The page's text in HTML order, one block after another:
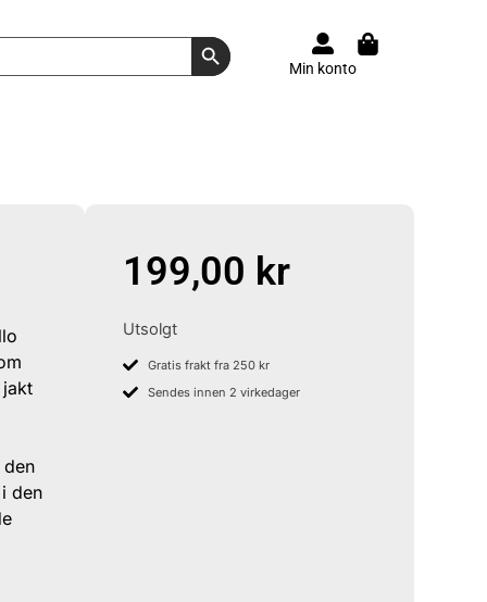
Search Button
Min konto
den
199,00 kr
Utsolgt
Gratis frakt fra 250 kr
Sendes innen 2 virkedager